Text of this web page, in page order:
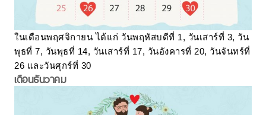
ในเดือนพฤศจิกายน ได้แก่ วันพฤหัสบดีที่ 1, วันเสาร์ที่ 3, วัน
พุธที่ 7, วันพุธที่ 14, วันเสาร์ที่ 17, วันอังคารที่ 20, วันจันทร์ที่
26 และวันศุกร์ที่ 30
เดือนธันวาคม